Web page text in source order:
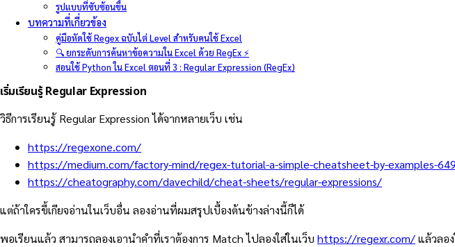
รูปแบบที่ซับซ้อนขึ้น
บทความที่เกี่ยวข้อง
คู่มือหัดใช้ Regex ฉบับไต่ Level สำหรับคนใช้ Excel
🔍 ยกระดับการค้นหาข้อความใน Excel ด้วย RegEx ⚡
สอนใช้ Python ใน Excel ตอนที่ 3 : Regular Expression (RegEx)
เริ่มเรียนรู้ Regular Expression
วิธีการเรียนรู้ Regular Expression ได้จากหลายเว็บ เช่น
https://regexone.com/
https://medium.com/factory-mind/regex-tutorial-a-simple-cheatsheet-by-examples-
https://cheatography.com/davechild/cheat-sheets/regular-expressions/
แต่ถ้าใครขี้เกียจอ่านในเว็บอื่น ลองอ่านที่ผมสรุปเบื้องต้นข้างล่างนี้ก็ได้
พอเรียนแล้ว สามารถลองเอานำคำที่เราต้องการ Match ไปลองใส่ในเว็บ https://regexr.com/แล้วลอ